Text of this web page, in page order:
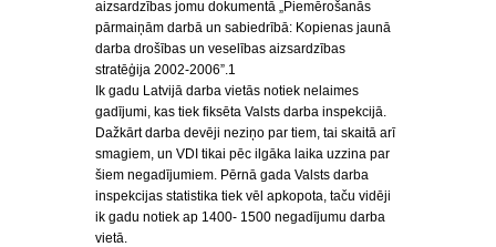
aizsardzības jomu dokumentā „Piemērošanās
pārmaiņām darbā un sabiedrībā: Kopienas jaunā
darba drošības un veselības aizsardzības
stratēģija 2002-2006”.1
Ik gadu Latvijā darba vietās notiek nelaimes
gadījumi, kas tiek fiksēta Valsts darba inspekcijā.
Dažkārt darba devēji neziņo par tiem, tai skaitā arī
smagiem, un VDI tikai pēc ilgāka laika uzzina par
šiem negadījumiem. Pērnā gada Valsts darba
inspekcijas statistika tiek vēl apkopota, taču vidēji
ik gadu notiek ap 1400- 1500 negadījumu darba
vietā.